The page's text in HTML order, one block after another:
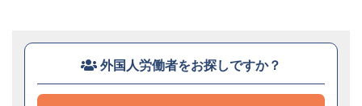
外国人労働者をお探しですか？